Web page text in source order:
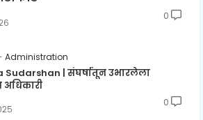
0
Administration
Sudarshan | संघर्षातून उभारलेला
अधिकारी
0